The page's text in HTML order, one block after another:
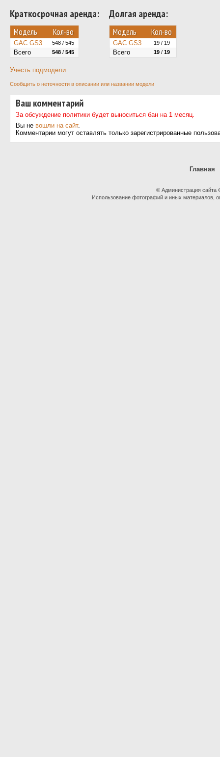
Краткосрочная аренда:
Модель Кол-во
GAC GS3 548 / 545
Всего 548 / 545
Долгая аренда:
Модель Кол-во
GAC GS3 19 / 19
Всего 19/ 19
Учесть подмодели
Сообщить о неточности в описании или названии модели
Ваш комментарий
За обсуждение политики будет выноситься бан на 1 месяц.
Вы не вошли на сайт.
Комментарии могут оставлять только зарегистрированные
Главная
© Администрация
Использование фотографий и иных материалов,